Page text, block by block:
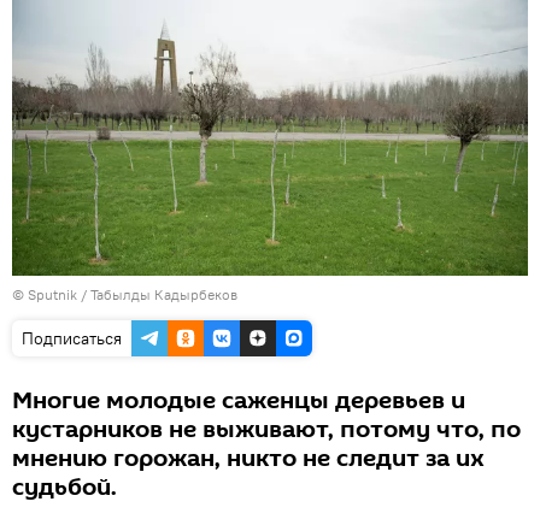
© Sputnik / Табылды Кадырбеков
Подписаться
Многие молодые саженцы деревьев и
кустарников не выживают, потому что, по
мнению горожан, никто не следит за их
судьбой.